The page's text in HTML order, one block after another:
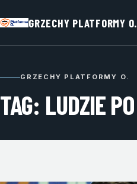
GRZECHY PLATFORMY O.
GRZECHY PLATFORMY O.
TAG: LUDZIE PO